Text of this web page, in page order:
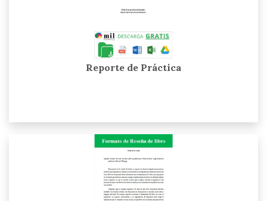
Reporte de Práctica